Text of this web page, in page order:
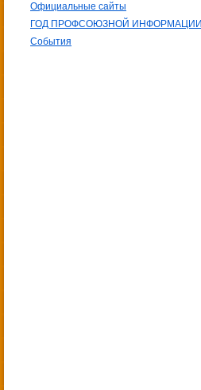
Официальные сайты
ГОД ПРОФСОЮЗНОЙ ИНФОРМАЦИИ
События